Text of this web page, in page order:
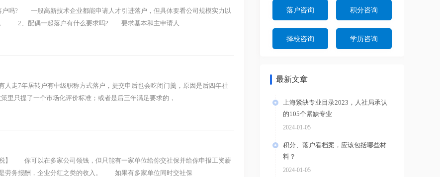
户吗? 一般高新技术企业都能申请人才引进落户，但具体要看公司规模实力以
。 2、配偶一起落户有什么要求吗? 要求基本和主申请人
年居转户有中级职称方式落户，提交申后也会吃闭门羹，原因是后四年社
里只提了一个市场化评价标准；或者是后三年满足要求的，
你可以在多家公司领钱，但只能有一家单位给你交社保并给你申报工资薪
劳务报酬，企业分红之类的收入。 如果有多家单位同时交社保
落户咨询 积分咨询
择校咨询 学历咨询
最新文章
上海紧缺专业目录2023，人社局承认
的105个紧缺专业
2024-01-05
积分、落户看档案，应该包括哪些材
料？
2024-01-05